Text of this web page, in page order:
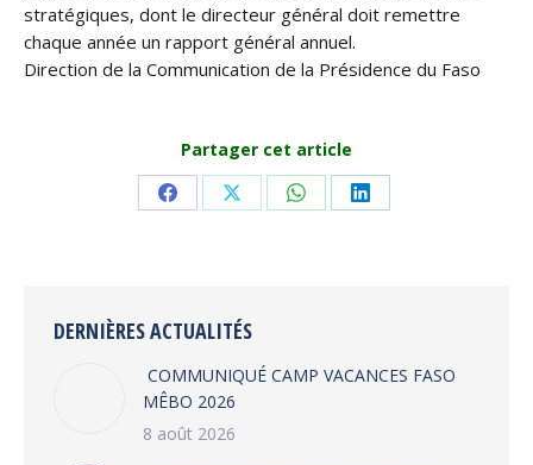
stratégiques, dont le directeur général doit remettre
chaque année un rapport général annuel.
Direction de la Communication de la Présidence du Faso
Partager cet article
Share Share Share Share
DERNIÈRES ACTUALITÉS
COMMUNIQUÉ CAMP VACANCES FASO
MÊBO 2026
8 août 2026